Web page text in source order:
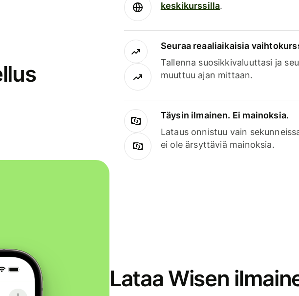
keskikurssilla.
Seuraa reaaliaikaisia
Tallenna suosikkivaluuttasi ja
muuttuu ajan mittaan.
Täysin ilmainen. Ei mainoksia.
Lataus onnistuu vain
ei ole ärsyttäviä mainoksia.
Lataa Wisen